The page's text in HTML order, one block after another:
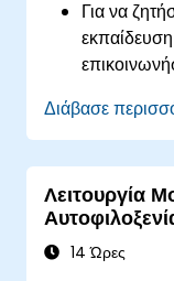
Για να
Διάβασε
Λειτουργία
Mistral
14 Ώρες